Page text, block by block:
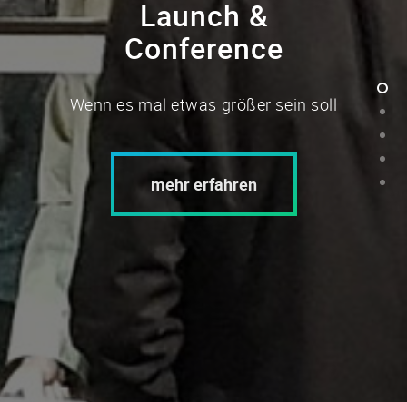
Launch &
Conference
Wenn es mal etwas größer sein soll
mehr erfahren